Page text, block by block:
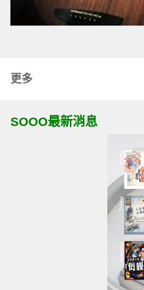
更多
SOOO最新消息